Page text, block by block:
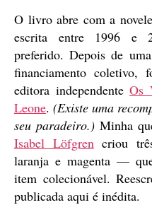
O livro abre com a
escrita entre 1996 e
preferido. Depois de
financiamento coletivo,
editora independente Os
Leone. (Existe uma
seu paradeiro.) Minha
Isabel Löfgrencriou
laranja e magenta —
item colecionável.
publicada aqui é inédita.